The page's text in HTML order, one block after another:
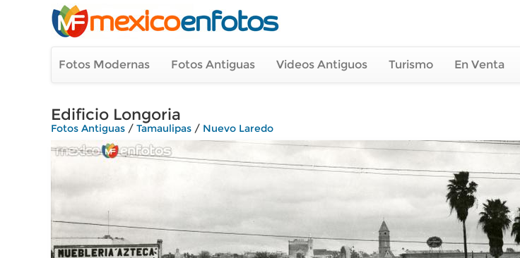
Fotos Modernas Fotos Antiguas Videos Antiguos Turismo En Venta
Edificio Longoria
Fotos Antiguas / Tamaulipas / Nuevo Laredo